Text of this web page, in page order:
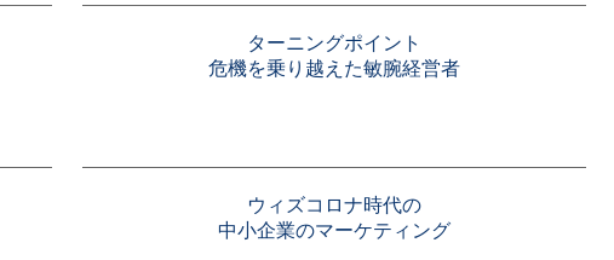
ターニングポイント
危機を乗り越えた敏腕経営者
ウィズコロナ時代の
中小企業のマーケティング